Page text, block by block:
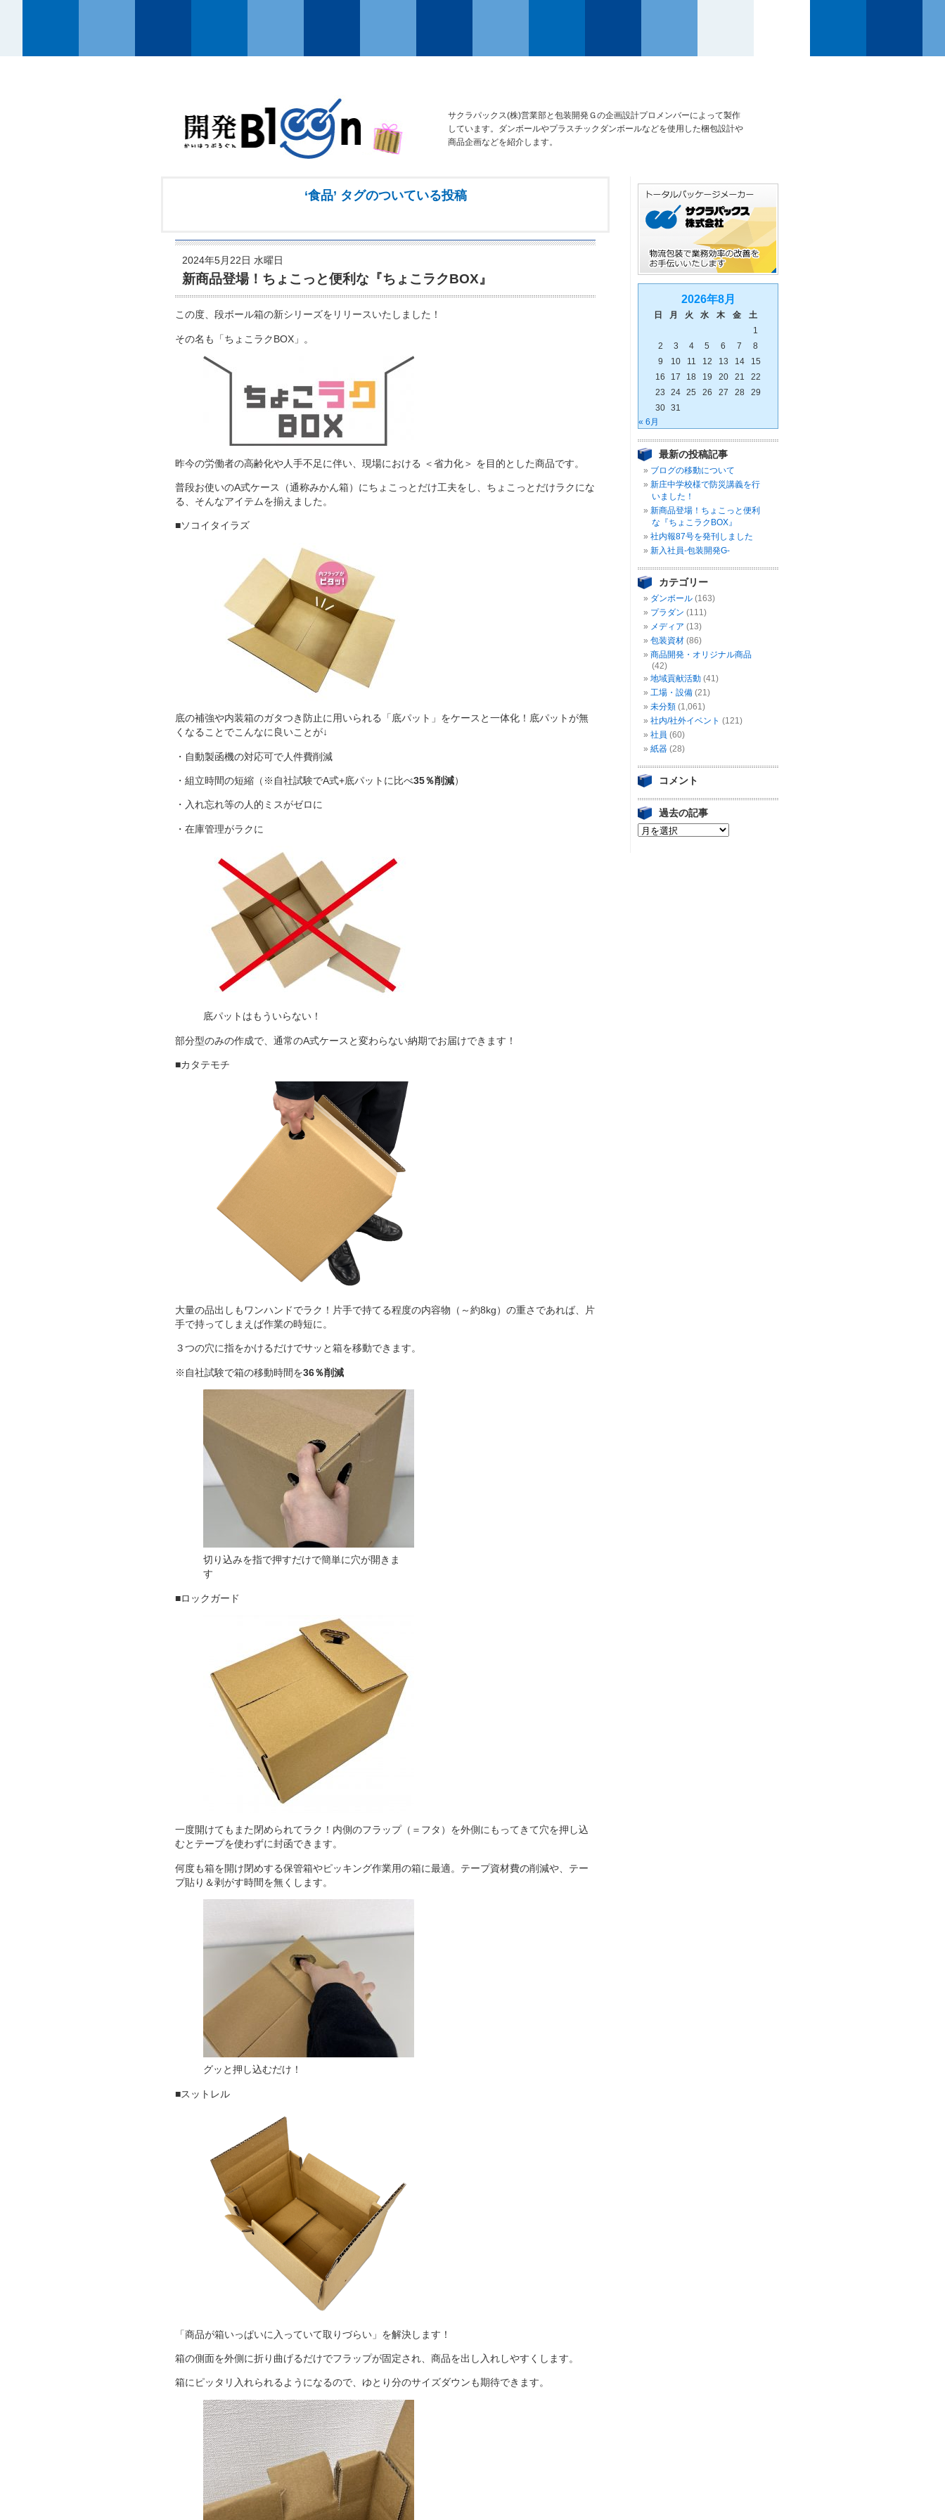
サクラパックス(株)営業部と包装開発Ｇの企画設計プロメンバーによって製作
しています。ダンボールやプラスチックダンボールなどを使用した梱包設計や
商品企画などを紹介します。
‘食品’ タグのついている投稿
2024年5月22日 水曜日
新商品登場！ちょこっと便利な『ちょこラクBOX』
この度、段ボール箱の新シリーズをリリースいたしました！
その名も「ちょこラクBOX」。
昨今の労働者の高齢化や人手不足に伴い、現場における ＜省力化＞ を目的とした商品です。
普段お使いのA式ケース（通称みかん箱）にちょこっとだけ工夫をし、ちょこっとだけラクにな
る、そんなアイテムを揃えました。
■ソコイタイラズ
底の補強や内装箱のガタつき防止に用いられる「底パット」をケースと一体化！底パットが無
くなることでこんなに良いことが↓
・自動製函機の対応可で人件費削減
・組立時間の短縮（※自社試験でA式+底パットに比べ35％削減）
・入れ忘れ等の人的ミスがゼロに
・在庫管理がラクに
底パットはもういらない！
部分型のみの作成で、通常のA式ケースと変わらない納期でお届けできます！
■カタテモチ
大量の品出しもワンハンドでラク！片手で持てる程度の内容物（～約8kg）の重さであれば、片
手で持ってしまえば作業の時短に。
３つの穴に指をかけるだけでサッと箱を移動できます。
※自社試験で箱の移動時間を36％削減
切り込みを指で押すだけで簡単に穴が開きま
す
■ロックガード
一度開けてもまた閉められてラク！内側のフラップ（＝フタ）を外側にもってきて穴を押し込
むとテープを使わずに封函できます。
何度も箱を開け閉めする保管箱やピッキング作業用の箱に最適。テープ資材費の削減や、テー
プ貼り＆剥がす時間を無くします。
グッと押し込むだけ！
■スットレル
「商品が箱いっぱいに入っていて取りづらい」を解決します！
箱の側面を外側に折り曲げるだけでフラップが固定され、商品を出し入れしやすくします。
箱にピッタリ入れられるようになるので、ゆとり分のサイズダウンも期待できます。
2026年8月
日 月 火 水 木 金
土
1
2
3 4 5 6 7
8
9
10 11 12 13 14
15
16
17 18 19 20 21
22
23
24 25 26 27 28
29
30 31
« 6月
最新の投稿記事
ブログの移動について
新庄中学校様で防災講義を行
いました！
新商品登場！ちょこっと便利
な『ちょこラクBOX』
社内報87号を発刊しました
新入社員-包装開発G-
カテゴリー
ダンボール (163)
プラダン (111)
メディア (13)
包装資材 (86)
商品開発・オリジナル商品
(42)
地域貢献活動 (41)
工場・設備 (21)
未分類 (1,061)
社内/社外イベント (121)
社員 (60)
紙器 (28)
コメント
過去の記事